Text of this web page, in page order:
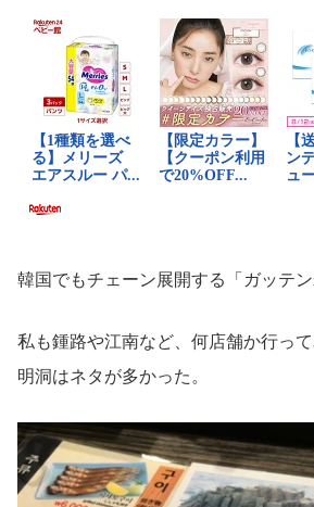
韓国でもチェーン展開する「ガッテン
私も鍾路や江南など、何店舗か行っ
明洞はネタが多かった。